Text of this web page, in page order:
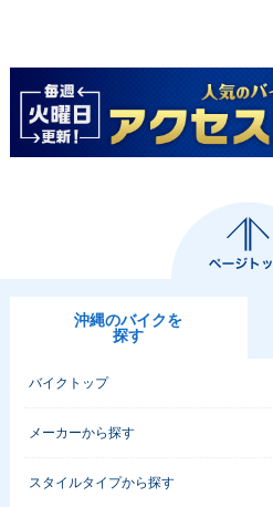
沖縄のバイクを
探す
バイクトップ
メーカーから探す
スタイルタイプから探す